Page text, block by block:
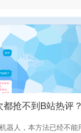
抢不到B站热评？
器人，本方法已经不